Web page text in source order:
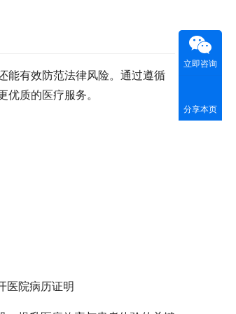
能有效防范法律风险。通过遵循
质的医疗服务。
医院病历证明
立即咨询
分享本页